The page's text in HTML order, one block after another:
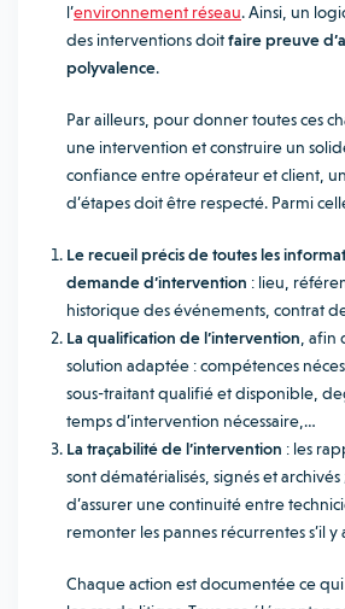
l’environnement réseau. Ainsi, un
des interventions doitfaire preuve
polyvalence.
Par ailleurs, pour donner toutes ces
une intervention et construire un
confiance entre opérateur et client,
d’étapes doit être respecté. Parmi
Le recueil précis de toutes les
demande d’intervention : lieu,
historique des événements, contrat
La qualification de l’intervention ,
solution adaptée : compétences
sous-traitant qualifié et disponible,
temps d’intervention nécessaire,…
La traçabilité de l’intervention : les
sont dématérialisés, signés et
d’assurer une continuité entre
remonter les pannes récurrentes s’il y
Chaque action est documentée ce